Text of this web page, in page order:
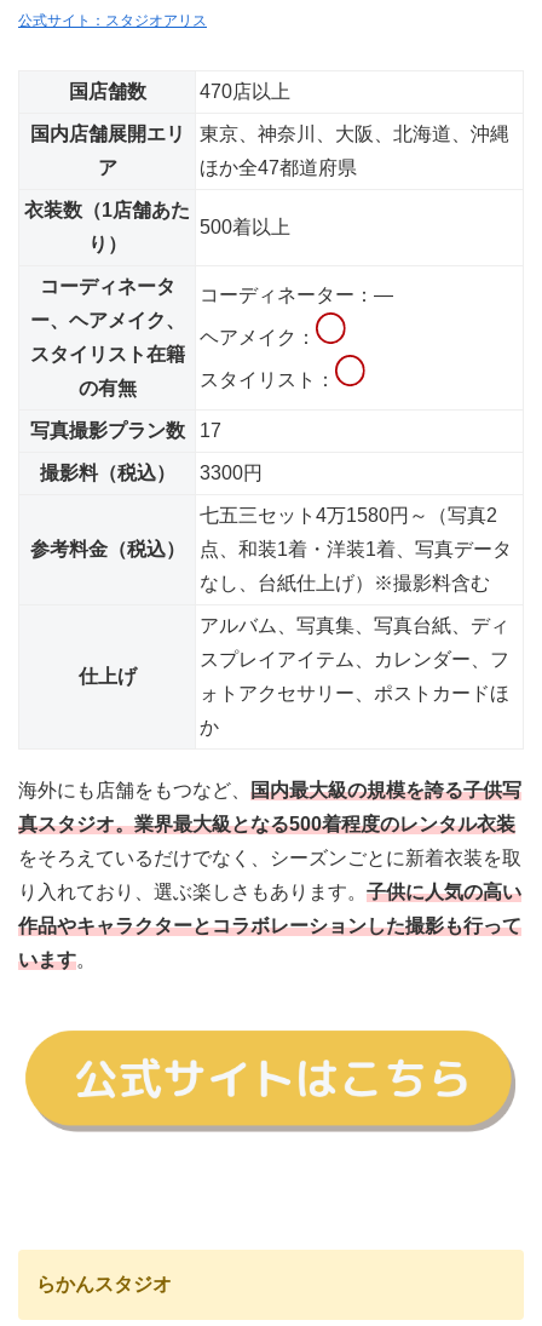
公式サイト：スタジオアリス
国店舗数 470店以上
国内店舗展開エリ
ア
東京、神奈川、大阪、北海道、沖縄
ほか全47都道府県
衣装数（1店舗あた
り）
500着以上
コーディネータ
ー、ヘアメイク、
スタイリスト在籍
の有無
コーディネーター：―
ヘアメイク：
スタイリスト：
写真撮影プラン数 17
撮影料（税込） 3300円
参考料金（税込）
七五三セット4万1580円～（写真2
点、和装1着・洋装1着、写真データ
なし、台紙仕上げ）※撮影料含む
仕上げ
アルバム、写真集、写真台紙、ディ
スプレイアイテム、カレンダー、フ
ォトアクセサリー、ポストカードほ
か
海外にも店舗をもつなど、 国内最大級の規模を誇る子供写
真スタジオ。業界最大級となる500着程度のレンタル衣装
をそろえているだけでなく、シーズンごとに新着衣装を取
り入れており
、選ぶ楽しさもあります。 子供に人気の高い
作品やキャラクターとコラボレーションした撮影も行って
います。
らかんスタジオ